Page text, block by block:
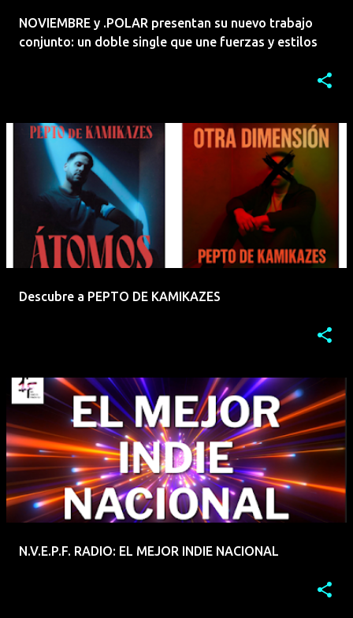
NOVIEMBRE y .POLAR presentan su nuevo trabajo
conjunto: un doble single que une fuerzas y estilos
Descubre a PEPTO DE KAMIKAZES
N.V.E.P.F. RADIO: EL MEJOR INDIE NACIONAL